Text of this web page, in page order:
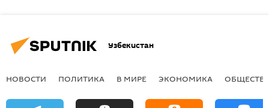
Узбекистан
НОВОСТИ ПОЛИТИКА В МИРЕ ЭКОНОМИКА